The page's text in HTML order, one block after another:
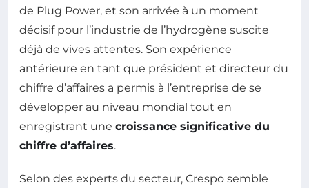
de Plug Power, et son arrivée à un moment
décisif pour l’industrie de l’hydrogène suscite
déjà de vives attentes. Son expérience
antérieure en tant que président et directeur du
chiffre d’affaires a permis à l’entreprise de se
développer au niveau mondial tout en
enregistrant une croissance significative du
chiffre d’affaires.
Selon des experts du secteur, Crespo semble